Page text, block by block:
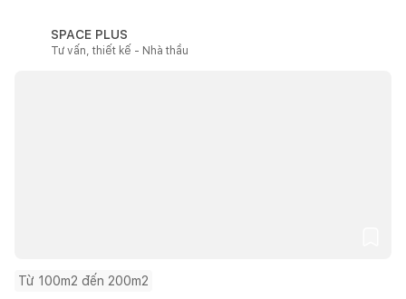
SPACE PLUS
Tư vấn, thiết kế - Nhà thầu
Từ 100m2 đến 200m2